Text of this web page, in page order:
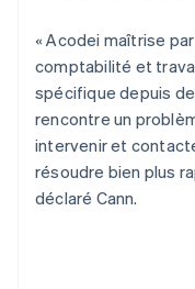
« Acodei maîtrise
comptabilité et
spécifique depuis
rencontre un
intervenir et
résoudre bien plus
déclaré Cann.